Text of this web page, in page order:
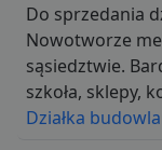
Do sprzedania
Nowotworze
sąsiedztwie.
szkoła, sklepy,
Działka